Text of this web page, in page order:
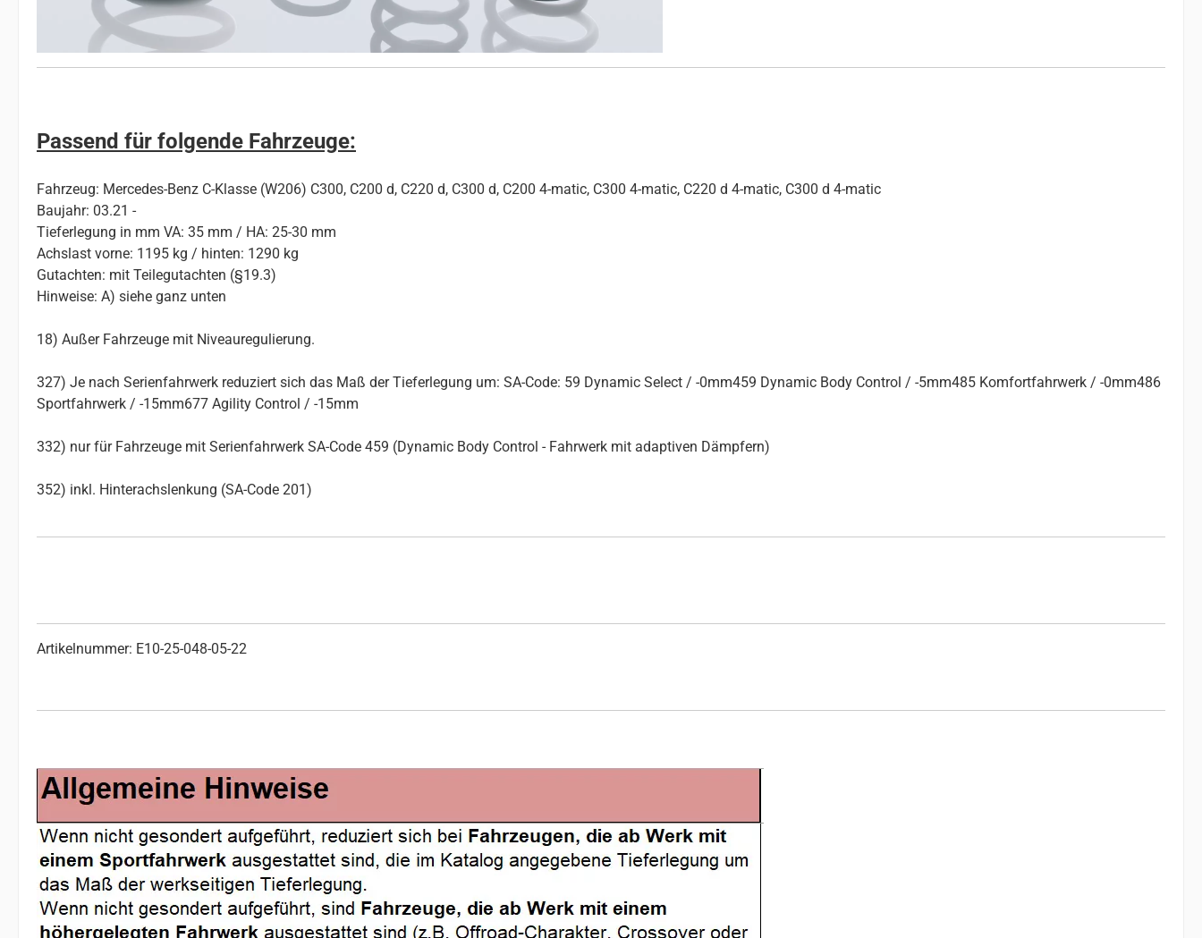
Passend für folgende Fahrzeuge:
Fahrzeug: Mercedes-Benz C-Klasse (W206) C300, C200 d, C220 d, C300 d, C200 4-matic, C300 4-matic, C220 d 4-matic, C300 d 4-matic
Baujahr: 03.21 -
Tieferlegung in mm VA: 35 mm / HA: 25-30 mm
Achslast vorne: 1195 kg / hinten: 1290 kg
Gutachten: mit Teilegutachten (§19.3)
Hinweise: A) siehe ganz unten
18) Außer Fahrzeuge mit Niveauregulierung.
327) Je nach Serienfahrwerk reduziert sich das Maß der Tieferlegung um: SA-Code: 59 Dynamic Select / -0mm459 Dynamic Body Control / -5mm485 Komfortfahrwerk / -0mm486
Sportfahrwerk / -15mm677 Agility Control / -15mm
332) nur für Fahrzeuge mit Serienfahrwerk SA-Code 459 (Dynamic Body Control - Fahrwerk mit adaptiven Dämpfern)
352) inkl. Hinterachslenkung (SA-Code 201)
Artikelnummer: E10-25-048-05-22